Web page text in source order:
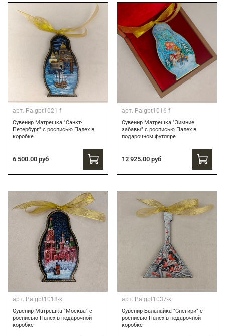
арт. Palgbt1021-f
Сувенир Матрешка "Санкт-
Петербург" с росписью Палех в
коробке
6 500.00 руб
арт. Palgbt1016-f
Сувенир Матрешка "Зимние
забавы" с росписью Палех в
подарочном футляре
12 925.00 руб
арт. Palgbt1018-k
Сувенир Матрешка "Москва" с
росписью Палех в подарочной
коробке
арт. Palgbt1037-k
Сувенир Балалайка "Снегири" с
росписью Палех в подарочной
коробке